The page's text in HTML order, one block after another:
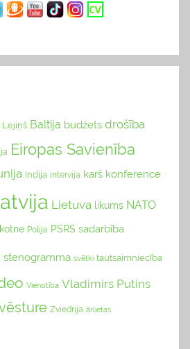
Lejiņš Baltija budžets drošība
Eiropas Savienība
Indija intervija karš konference
Lietuva likums NATO
Polija PSRS sadarbība
stenogramma svētki tautsaimniecība
Vienotība Vladimirs Putins
Zviedrija ārlietas